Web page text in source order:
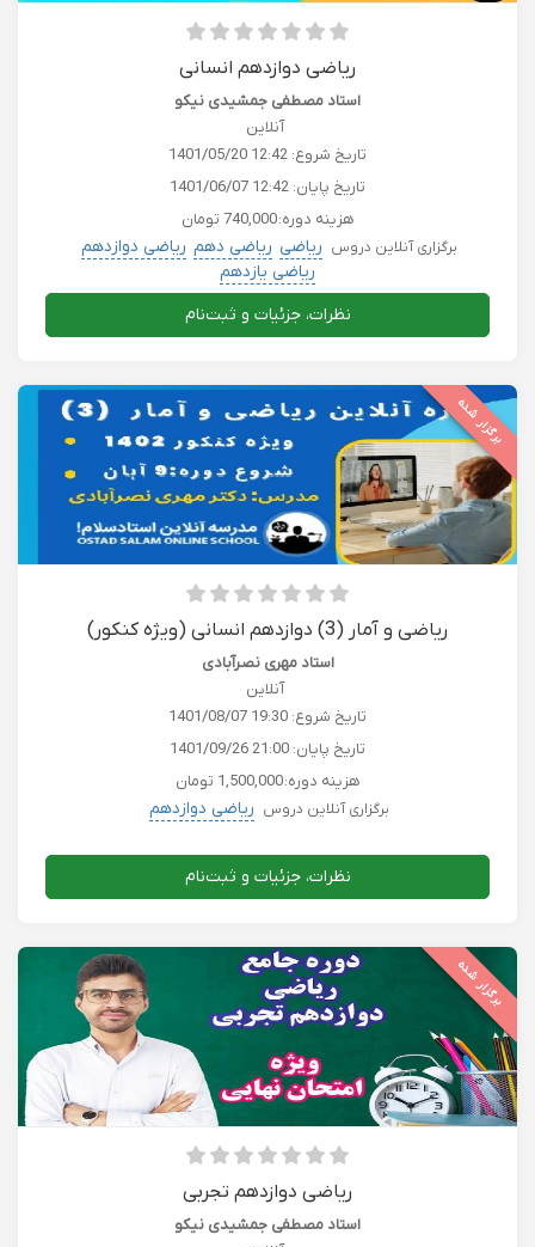
ریاضی دوازدهم انسانی
استاد مصطفی جمشیدی نیکو
آنلاین
تاریخ شروع: 1401/05/20 12:42
تاریخ پایان: 1401/06/07 12:42
هزینه دوره:740,000 تومان
برگزاری آنلاین دروس ریاضی ریاضی دهم ریاضی دوازدهم
ریاضی یازدهم
نظرات، جزئیات و ثبت‌نام
برگزار شده
ریاضی و آمار (3) دوازدهم انسانی (ویژه کنکور)
استاد مهری نصرآبادی
آنلاین
تاریخ شروع: 1401/08/07 19:30
تاریخ پایان: 1401/09/26 21:00
هزینه دوره:1,500,000 تومان
برگزاری آنلاین دروس ریاضی دوازدهم
نظرات، جزئیات و ثبت‌نام
برگزار شده
ریاضی دوازدهم تجربی
استاد مصطفی جمشیدی نیکو